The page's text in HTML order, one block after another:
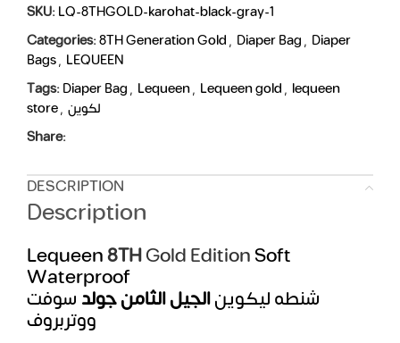
SKU:LQ-8THGOLD-karohat-black-gray-1
Categories:8TH Generation Gold, Diaper Bag, Diaper
Bags, LEQUEEN
Tags:Diaper Bag, Lequeen, Lequeen gold, lequeen
store, لكوين
Share:
DESCRIPTION
Description
Lequeen8THGold EditionSoft
Waterproof
شنطه ليكوينالجيل الثامن جولد سوفت
ووتربروف